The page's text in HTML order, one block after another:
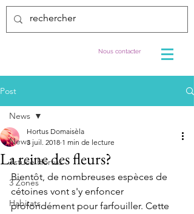
Nous contacter
Post
News
Astuce Hortus
3 Zones
Habitats
News
La reine des fleurs?
Hortus Domaisèla
3 juil. 2018 1 min de lecture
Bientôt, de nombreuses espèces de
cétoines vont s'y enfoncer
profondément pour farfouiller. Cette